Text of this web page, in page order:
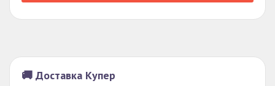
🚚 Доставка Купер